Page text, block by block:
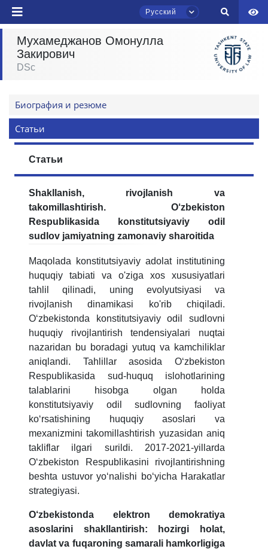
Русский
Мухамеджанов Oмонулла
Закирович
DSc
Биография и резюме
Статьи
Статьи
Shakllanish, rivojlanish va
takomillashtirish. O‘zbekiston
Respublikasida konstitutsiyaviy odil
sudlov jamiyatning zamonaviy sharoitida
Maqolada konstitutsiyaviy adolat institutining
huquqiy tabiati va o'ziga xos xususiyatlari
tahlil qilinadi, uning evolyutsiyasi va
rivojlanish dinamikasi ko'rib chiqiladi.
O‘zbekistonda konstitutsiyaviy odil sudlovni
huquqiy rivojlantirish tendensiyalari nuqtai
nazaridan bu boradagi yutuq va kamchiliklar
aniqlandi. Tahlillar asosida O‘zbekiston
Respublikasida sud-huquq islohotlarining
talablarini hisobga olgan holda
konstitutsiyaviy odil sudlovning faoliyat
ko‘rsatishining huquqiy asoslari va
mexanizmini takomillashtirish yuzasidan aniq
takliflar ilgari surildi. 2017-2021-yillarda
O‘zbekiston Respublikasini rivojlantirishning
beshta ustuvor yo‘nalishi bo‘yicha Harakatlar
strategiyasi.
O‘zbekistonda elektron demokratiya
asoslarini shakllantirish: hozirgi holat,
davlat va fuqaroning samarali hamkorligiga
Здравствуйте! Добро пожаловать в чат
приёмной комиссии ТГЮУ.
вопросам приёма.
Выберите тему — затем появятся
конкретные вопросы:
4. Собеседование (магистр) (5)
6. Онлайн-заявки (15) 7. Колл-центр (4)
✉️ Написать администратору